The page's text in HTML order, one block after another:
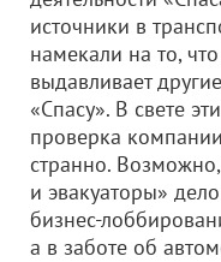
источники в
намекали на то,
выдавливает
«Спасу». В свете
проверка
странно.
и эвакуаторы»
бизнес-
а в заботе об